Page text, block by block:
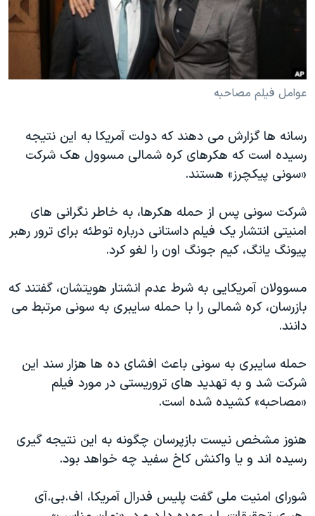
فرهنگ و زندگی
حقوق شهروندی
علم و فناوری
گالری عکس
آرشیو پخش زنده
انتخابات ریاست جمهوری آمریکا ۲۰۲۴
حمله جمهوری اسلامی به اسرائیل
رمز مهسا
اعتراضات زن، زندگی، آزادی
مجموعه مستندهای دادخواهی
دادگاه حمید نوری
چهل سال گروگان‌گیری
اعتراضات مردمی آبان ۹۸
اسرائیل در جنگ
همایش محافظه‌کاران آمریکا «سی‌پک»
صفحه‌های ویژه
عوامل فیلم مصاحبه
رسانه ها گزارش می دهند که دولت آمریکا به این نتیجه
رسیده است که هکرهای کره شمالی مسوول هک شرکت
«سونی پیکچرز» هستند.
شرکت سونی پس از حمله هکرها، به خاطر نگرانی های
امنیتی انتشار یک فیلم داستانی درباره توطئه برای ترور رهبر
پیونگ یانگ، کیم جونگ اون را لغو کرد.
مسوولان آمریکایی به شرط عدم انشتار هویتشان، گفتند که
بازرسان، کره شمالی را با حمله سایبری به سونی مرتبط می
دانند.
حمله سایبری به سونی باعث افشای ده ها هزار سند این
شرکت شد و به تهدید های تروریستی در مورد فیلم
«مصاحبه» کشیده شده است.
هنوز مشخص نیست بازپرسان چگونه به این نتیجه گیری
رسیده اند و یا واکنش کاخ سفید چه خواهد بود.
شورای امنیت ملی گفت پلیس فدرال آمریکا، اف.بی.آی